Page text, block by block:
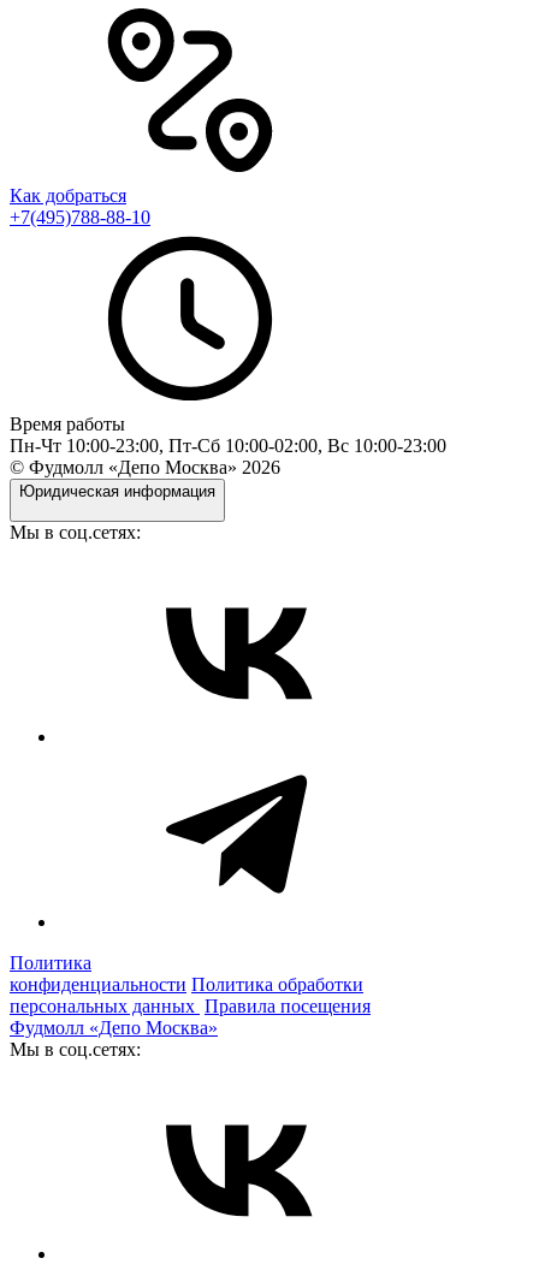
Как добраться
+7(495)788-88-10
Время работы
Пн-Чт 10:00-23:00, Пт-Сб 10:00-02:00, Вс 10:00-23:00
© Фудмолл «Депо Москва» 2026
Юридическая информация
Мы в соц.сетях:
Политика
конфиденциальности Политика обработки
персональных данных Правила посещения
Фудмолл «Депо Москва»
Мы в соц.сетях: